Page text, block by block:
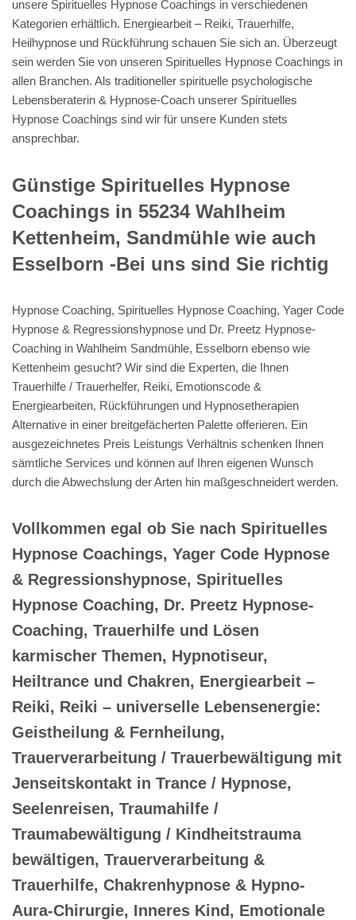
unsere Spirituelles Hypnose Coachings in verschiedenen
Kategorien erhältlich. Energiearbeit – Reiki, Trauerhilfe,
Heilhypnose und Rückführung schauen Sie sich an. Überzeugt
sein werden Sie von unseren Spirituelles Hypnose Coachings in
allen Branchen. Als traditioneller spirituelle psychologische
Lebensberaterin & Hypnose-Coach unserer Spirituelles
Hypnose Coachings sind wir für unsere Kunden stets
ansprechbar.
Günstige Spirituelles Hypnose
Coachings in 55234 Wahlheim
Kettenheim, Sandmühle wie auch
Esselborn -Bei uns sind Sie richtig
Hypnose Coaching, Spirituelles Hypnose Coaching, Yager Code
Hypnose & Regressionshypnose und Dr. Preetz Hypnose-
Coaching in Wahlheim Sandmühle, Esselborn ebenso wie
Kettenheim gesucht? Wir sind die Experten, die Ihnen
Trauerhilfe / Trauerhelfer, Reiki, Emotionscode &
Energiearbeiten, Rückführungen und Hypnosetherapien
Alternative in einer breitgefächerten Palette offerieren. Ein
ausgezeichnetes Preis Leistungs Verhältnis schenken Ihnen
sämtliche Services und können auf Ihren eigenen Wunsch
durch die Abwechslung der Arten hin maßgeschneidert werden.
Vollkommen egal ob Sie nach Spirituelles
Hypnose Coachings, Yager Code Hypnose
& Regressionshypnose, Spirituelles
Hypnose Coaching, Dr. Preetz Hypnose-
Coaching, Trauerhilfe und Lösen
karmischer Themen, Hypnotiseur,
Heiltrance und Chakren, Energiearbeit –
Reiki, Reiki – universelle Lebensenergie:
Geistheilung & Fernheilung,
Trauerverarbeitung / Trauerbewältigung mit
Jenseitskontakt in Trance / Hypnose,
Seelenreisen, Traumahilfe /
Traumabewältigung / Kindheitstrauma
bewältigen, Trauerverarbeitung &
Trauerhilfe, Chakrenhypnose & Hypno-
Aura-Chirurgie, Inneres Kind, Emotionale